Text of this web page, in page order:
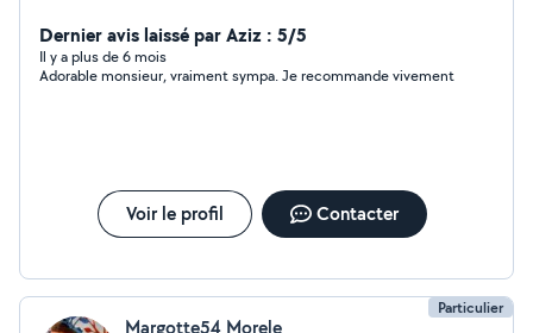
Dernier avis laissé par Aziz : 5/5
Il y a plus de 6 mois
Adorable monsieur, vraiment sympa. Je recommande vivement
Voir le profil Contacter
Particulier
Margotte54 Morele